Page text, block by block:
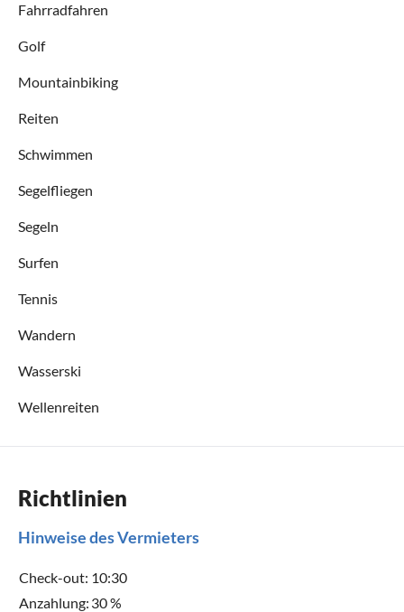
Fahrradfahren
Golf
Mountainbiking
Reiten
Schwimmen
Segelfliegen
Segeln
Surfen
Tennis
Wandern
Wasserski
Wellenreiten
Richtlinien
Hinweise des Vermieters
Check-out: 10:30
Anzahlung: 30 %